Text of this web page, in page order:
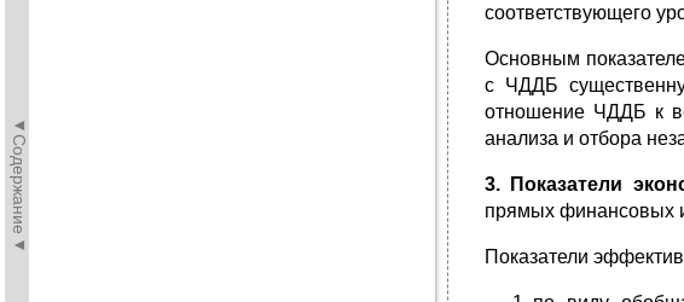
◄Содержание◄
соответствующего
Основным
с ЧДДБ
отношение ЧДДБ к
анализа и отбора
3. Показатели
прямых финансовых
Показатели